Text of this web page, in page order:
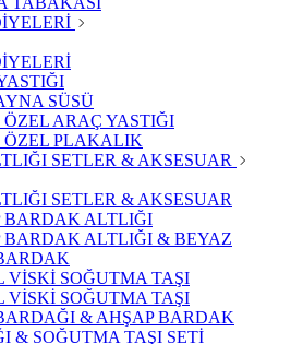
SÜSÜ
ARAÇ YASTIĞI
ÖZEL PLAKALIK
SETLER & AKSESUAR
SETLER & AKSESUAR
BARDAK ALTLIĞI
BARDAK ALTLIĞI & BEYAZ
VİSKİ SOĞUTMA TAŞI
VİSKİ SOĞUTMA TAŞI
& AHŞAP BARDAK
& SOĞUTMA TAŞI SETİ